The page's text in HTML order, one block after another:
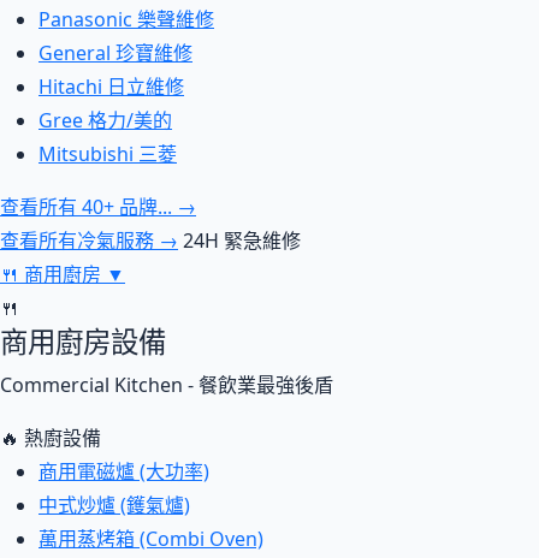
Panasonic 樂聲維修
General 珍寶維修
Hitachi 日立維修
Gree 格力/美的
Mitsubishi 三菱
查看所有 40+ 品牌... →
查看所有冷氣服務 → 24H 緊急維修
🍴 商用廚房 ▼
🍴
商用廚房設備
Commercial Kitchen - 餐飲業最強後盾
🔥 熱廚設備
商用電磁爐 (大功率)
中式炒爐 (鑊氣爐)
萬用蒸烤箱 (Combi Oven)